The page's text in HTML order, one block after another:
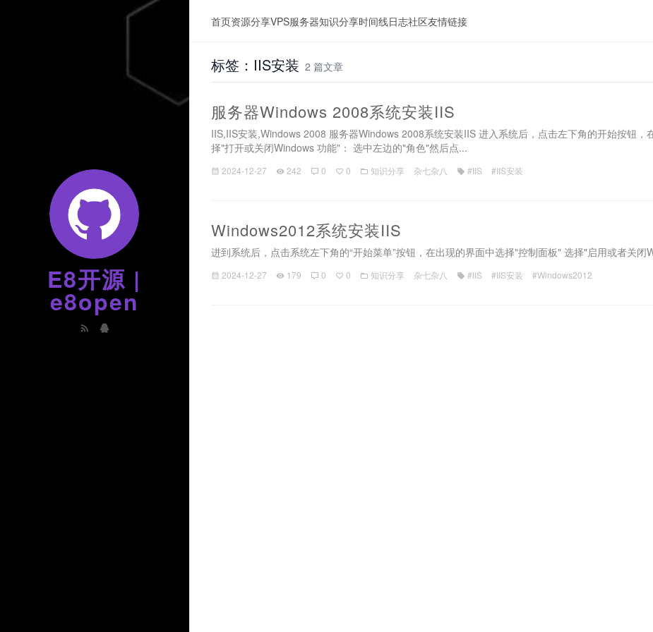
E8开源 |
e8open
首页资源分享VPS服务器知识分享时间线日志社区友情链接
标签：IIS安装 2 篇文章
服务器Windows 2008系统安装IIS
IIS,IIS安装,Windows 2008 服务器Windows 2008系统安装IIS 进入系统后，点击左下角的开始按钮
择"打开或关闭Windows 功能"： 选中左边的"角色"然后点...
2024-12-27 242 0 0 知识分享 杂七杂八 #IIS #IIS安装
Windows2012系统安装IIS
进到系统后，点击系统左下角的“开始菜单”按钮，在出现的界面中选择"控制面板" 选择"启用或者关
2024-12-27 179 0 0 知识分享 杂七杂八 #IIS #IIS安装 #Windows2012